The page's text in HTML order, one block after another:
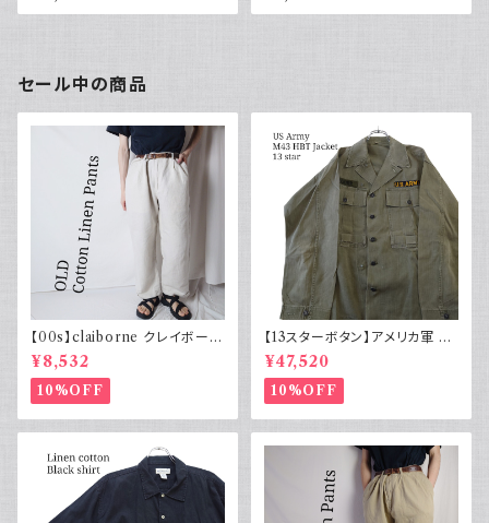
年 100周年
セール中の商品
【00s】claiborne クレイボーン
リネンコットンパンツ ツータック
¥8,532
10%OFF
【13スターボタン】アメリカ軍 M
43 HBT ジャケット パッチ 軍物
実物
¥47,520
10%OFF